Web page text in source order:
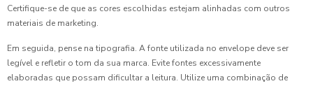
Certifique-se de que as cores escolhidas estejam alinhadas com outros
materiais de marketing.
Em seguida, pense na tipografia. A fonte utilizada no envelope deve ser
legível e refletir o tom da sua marca. Evite fontes excessivamente
elaboradas que possam dificultar a leitura. Utilize uma combinação de